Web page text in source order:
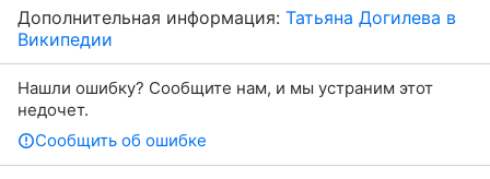
Дополнительная информация: Татьяна Догилева в
Википедии
Нашли ошибку? Сообщите нам, и мы устраним этот
недочет.
Сообщить об ошибке